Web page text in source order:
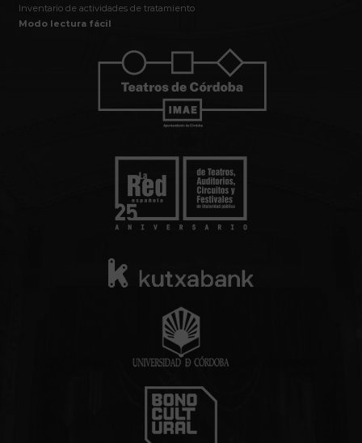
Inventario de actividades de tratamiento
Modo lectura fácil